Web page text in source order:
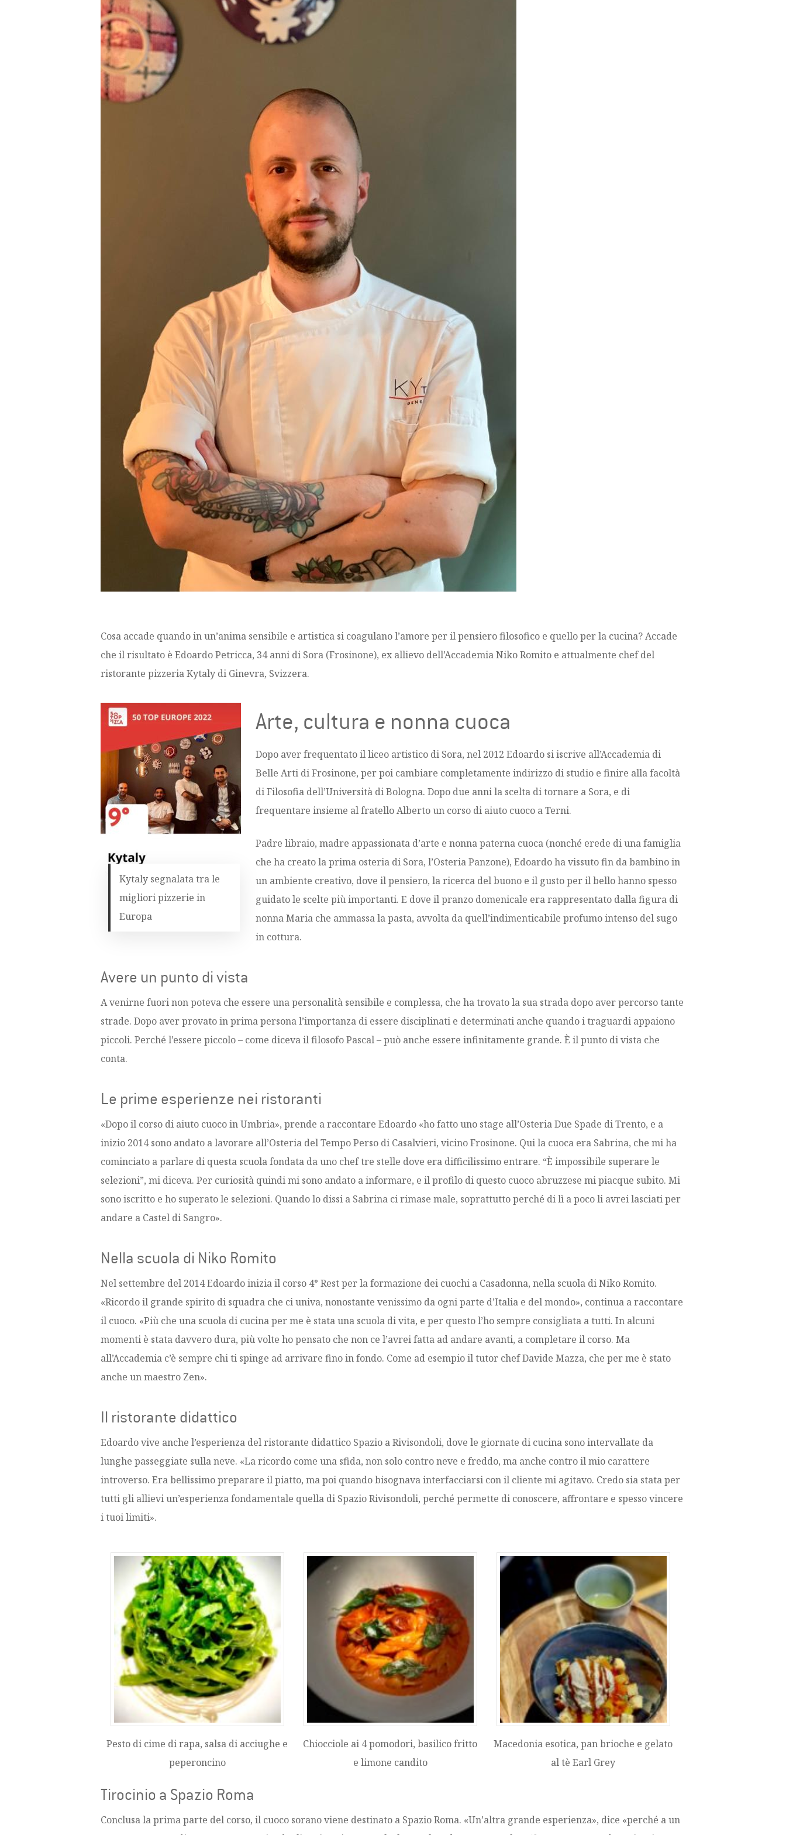
Cosa accade quando in un’anima sensibile e artistica si coagulano l’amore per il pensiero filosofico e quello per la cucina? Accade
che il risultato è Edoardo Petricca, 34 anni di Sora (Frosinone), ex allievo dell’Accademia Niko Romito e attualmente chef del
ristorante pizzeria Kytaly di Ginevra, Svizzera.
Kytaly segnalata tra le
migliori pizzerie in
Europa
Arte, cultura e nonna cuoca
Dopo aver frequentato il liceo artistico di Sora, nel 2012 Edoardo si iscrive all’Accademia di
Belle Arti di Frosinone, per poi cambiare completamente indirizzo di studio e finire alla facoltà
di Filosofia dell’Università di Bologna. Dopo due anni la scelta di tornare a Sora, e di
frequentare insieme al fratello Alberto un corso di aiuto cuoco a Terni.
Padre libraio, madre appassionata d’arte e nonna paterna cuoca (nonché erede di una famiglia
che ha creato la prima osteria di Sora, l’Osteria Panzone), Edoardo ha vissuto fin da bambino in
un ambiente creativo, dove il pensiero, la ricerca del buono e il gusto per il bello hanno spesso
guidato le scelte più importanti. E dove il pranzo domenicale era rappresentato dalla figura di
nonna Maria che ammassa la pasta, avvolta da quell’indimenticabile profumo intenso del sugo
in cottura.
Avere un punto di vista
A venirne fuori non poteva che essere una personalità sensibile e complessa, che ha trovato la sua strada dopo aver percorso tante
strade. Dopo aver provato in prima persona l’importanza di essere disciplinati e determinati anche quando i traguardi appaiono
piccoli. Perché l’essere piccolo – come diceva il filosofo Pascal – può anche essere infinitamente grande. È il punto di vista che
conta.
Le prime esperienze nei ristoranti
«Dopo il corso di aiuto cuoco in Umbria», prende a raccontare Edoardo «ho fatto uno stage all’Osteria Due Spade di Trento, e a
inizio 2014 sono andato a lavorare all’Osteria del Tempo Perso di Casalvieri, vicino Frosinone. Qui la cuoca era Sabrina, che mi ha
cominciato a parlare di questa scuola fondata da uno chef tre stelle dove era difficilissimo entrare. “È impossibile superare le
selezioni”, mi diceva. Per curiosità quindi mi sono andato a informare, e il profilo di questo cuoco abruzzese mi piacque subito. Mi
sono iscritto e ho superato le selezioni. Quando lo dissi a Sabrina ci rimase male, soprattutto perché di lì a poco li avrei lasciati per
andare a Castel di Sangro».
Nella scuola di Niko Romito
Nel settembre del 2014 Edoardo inizia il corso 4° Rest per la formazione dei cuochi a Casadonna, nella scuola di Niko Romito.
«Ricordo il grande spirito di squadra che ci univa, nonostante venissimo da ogni parte d’Italia e del mondo», continua a raccontare
il cuoco. «Più che una scuola di cucina per me è stata una scuola di vita, e per questo l’ho sempre consigliata a tutti. In alcuni
momenti è stata davvero dura, più volte ho pensato che non ce l’avrei fatta ad andare avanti, a completare il corso. Ma
all’Accademia c’è sempre chi ti spinge ad arrivare fino in fondo. Come ad esempio il tutor chef Davide Mazza, che per me è stato
anche un maestro Zen».
Il ristorante didattico
Edoardo vive anche l’esperienza del ristorante didattico Spazio a Rivisondoli, dove le giornate di cucina sono intervallate da
lunghe passeggiate sulla neve. «La ricordo come una sfida, non solo contro neve e freddo, ma anche contro il mio carattere
introverso. Era bellissimo preparare il piatto, ma poi quando bisognava interfacciarsi con il cliente mi agitavo. Credo sia stata per
tutti gli allievi un’esperienza fondamentale quella di Spazio Rivisondoli, perché permette di conoscere, affrontare e spesso vincere
i tuoi limiti».
Pesto di cime di rapa, salsa di acciughe e
peperoncino
Chiocciole ai 4 pomodori, basilico fritto
e limone candito
Macedonia esotica, pan brioche e gelato
al tè Earl Grey
Tirocinio a Spazio Roma
Conclusa la prima parte del corso, il cuoco sorano viene destinato a Spazio Roma. «Un’altra grande esperienza», dice «perché a un